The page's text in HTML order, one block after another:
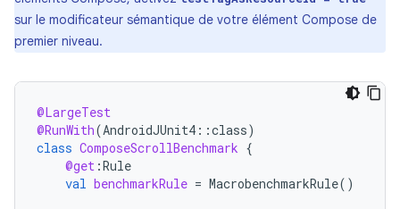
sur le modificateur sémantique de votre élément Compose de
premier niveau.
@LargeTest
@RunWith(AndroidJUnit4 ::class)
class ComposeScrollBenchmark {
@get :Rule
val benchmarkRule = MacrobenchmarkRule()